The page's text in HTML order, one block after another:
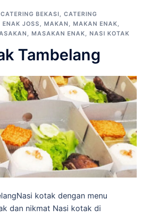
CATERING BEKASI, CATERING
ENAK JOSS, MAKAN , MAKAN ENAK,
, MASAKAN ENAK, NASI KOTAK
Tambelang
kotak dengan menu
dan nikmat Nasi kotak di